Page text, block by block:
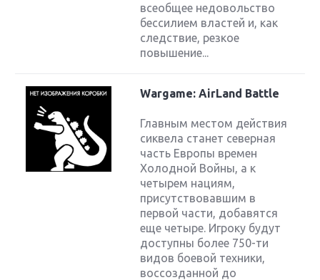
всеобщее недовольство
бессилием властей и, как
следствие, резкое
повышение...
Wargame: AirLand Battle
Главным местом действия
сиквела станет северная
часть Европы времен
Холодной Войны, а к
четырем нациям,
присутствовавшим в
первой части, добавятся
еще четыре. Игроку будут
доступны более 750-ти
видов боевой техники,
воссозданной до